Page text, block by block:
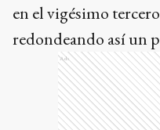
en el vigésimo
redondeando así un
Ads